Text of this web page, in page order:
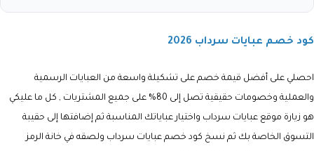
كود خصم عبايات سرداب 2026
احصلي على أفضل قيمة خصم على تشكيلة واسعة من العبايات الرسمية
والعملية وخصومات حقيقية تصل إلى 80% على جميع المشتريات , كل ما عليكي
هو زيارة موقع عبايات سرداب واختيار عباياتك المناسبة ثم إضافتها إلى حقيبة
التسوق الخاصة بك ثم نسخ كود خصم عبايات سرداب ولصقه في خانة الرمز